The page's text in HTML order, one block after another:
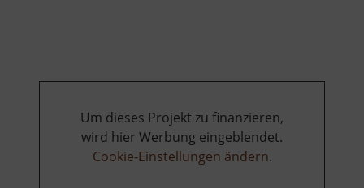
Um dieses Projekt zu finanzieren,
wird hier Werbung eingeblendet.
Cookie-Einstellungen ändern.